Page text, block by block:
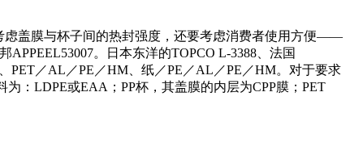
虑盖膜与杯子间的热封强度，还要考虑消费者使用方便——
。日本东洋的TOPCO L-3388、法国
PET／AL／PE／HM、纸／PE／AL／PE／HM。对于要求
：LDPE或EAA；PP杯，其盖膜的内层为CPP膜；PET